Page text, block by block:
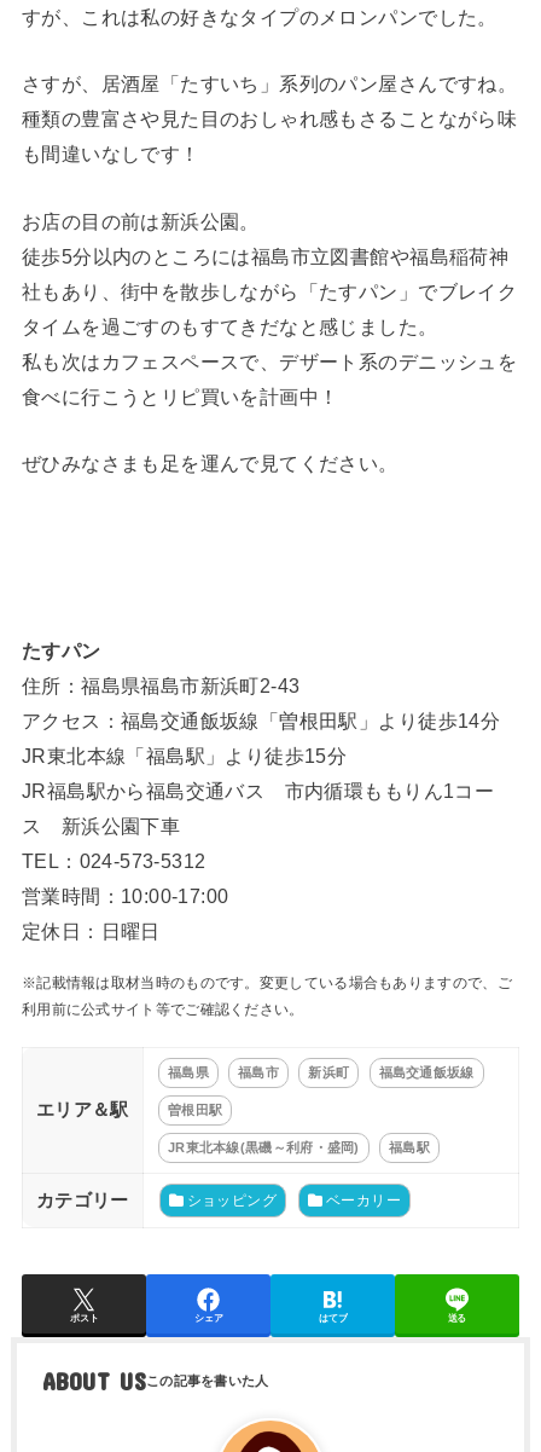
すが、これは私の好きなタイプのメロンパンでした。
さすが、居酒屋「たすいち」系列のパン屋さんですね。
種類の豊富さや見た目のおしゃれ感もさることながら味
も間違いなしです！
お店の目の前は新浜公園。
徒歩5分以内のところには福島市立図書館や福島稲荷神
社もあり、街中を散歩しながら「たすパン」でブレイク
タイムを過ごすのもすてきだなと感じました。
私も次はカフェスペースで、デザート系のデニッシュを
食べに行こうとリピ買いを計画中！
ぜひみなさまも足を運んで見てください。
たすパン
住所：福島県福島市新浜町2-43
アクセス：福島交通飯坂線「曽根田駅」より徒歩14分
JR東北本線「福島駅」より徒歩15分
JR福島駅から福島交通バス 市内循環ももりん1コー
ス 新浜公園下車
TEL：024-573-5312
営業時間：10:00‐17:00
定休日：日曜日
※記載情報は取材当時のものです。変更している場合もありますので、ご
利用前に公式サイト等でご確認ください。
エリア＆駅
福島県 福島市 新浜町 福島交通飯坂線
曽根田駅
JR東北本線(黒磯～利府・盛岡) 福島駅
カテゴリー ショッピング ベーカリー
ポスト シェア はてブ 送る
ABOUT US